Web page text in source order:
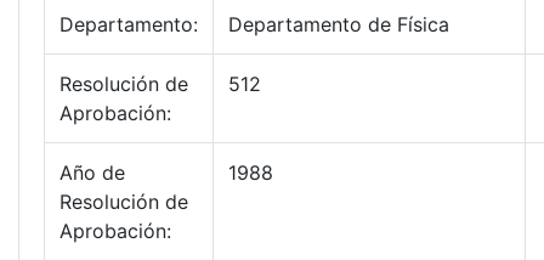
Departamento: Departamento de Física
Resolución de
Aprobación:
512
Año de
Resolución de
Aprobación:
1988